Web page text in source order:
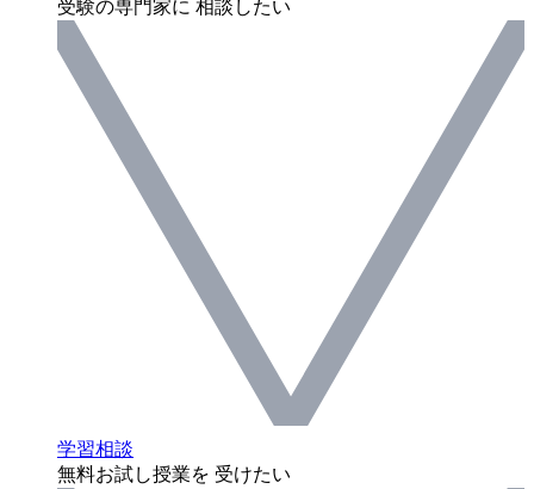
受験の専門家に 相談したい
学習相談
無料お試し授業を 受けたい